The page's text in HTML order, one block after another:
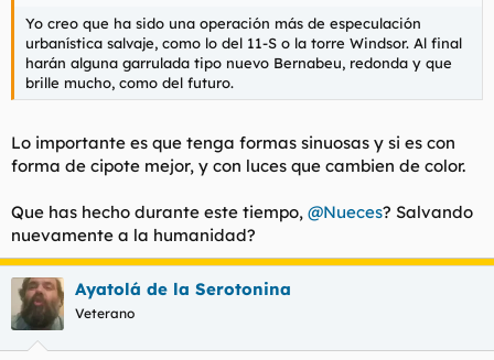
Yo creo que ha sido una operación más de especulación
urbanística salvaje, como lo del 11-S o la torre Windsor. Al final
harán alguna garrulada tipo nuevo Bernabeu, redonda y que
brille mucho, como del futuro.
Lo importante es que tenga formas sinuosas y si es con
forma de cipote mejor, y con luces que cambien de color.
Que has hecho durante este tiempo, @Nueces? Salvando
nuevamente a la humanidad?
Ayatolá de la Serotonina
Veterano